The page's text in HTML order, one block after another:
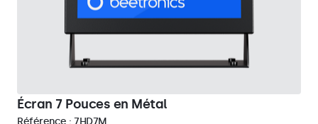
Écran 7 Pouces en Métal
Référence : 7HD7M